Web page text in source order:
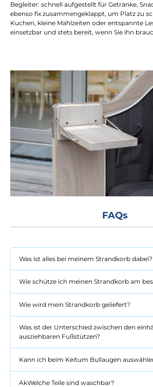
Begleiter: schnell aufgestellt für Getränke,
ebenso fix zusammengeklappt, um Platz zu
Kuchen, kleine Mahlzeiten oder entspannte
einsetzbar und stets bereit, wenn Sie ihn
FAQs
Was ist alles bei meinem Strandkorb dabei?
Wie schütze ich meinen Strandkorb am
Wie wird mein Strandkorb geliefert?
Was ist der Unterschied zwischen den
ausziehbaren Fußstützen?
Kann ich beim Keitum Bullaugen
AkWelche Teile sind waschbar?